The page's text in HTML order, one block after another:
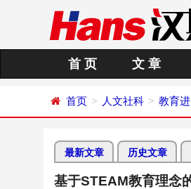
首 页 文 章
首页 人文社科 教育
最新文章 历史文章
基于STEAM教育理念